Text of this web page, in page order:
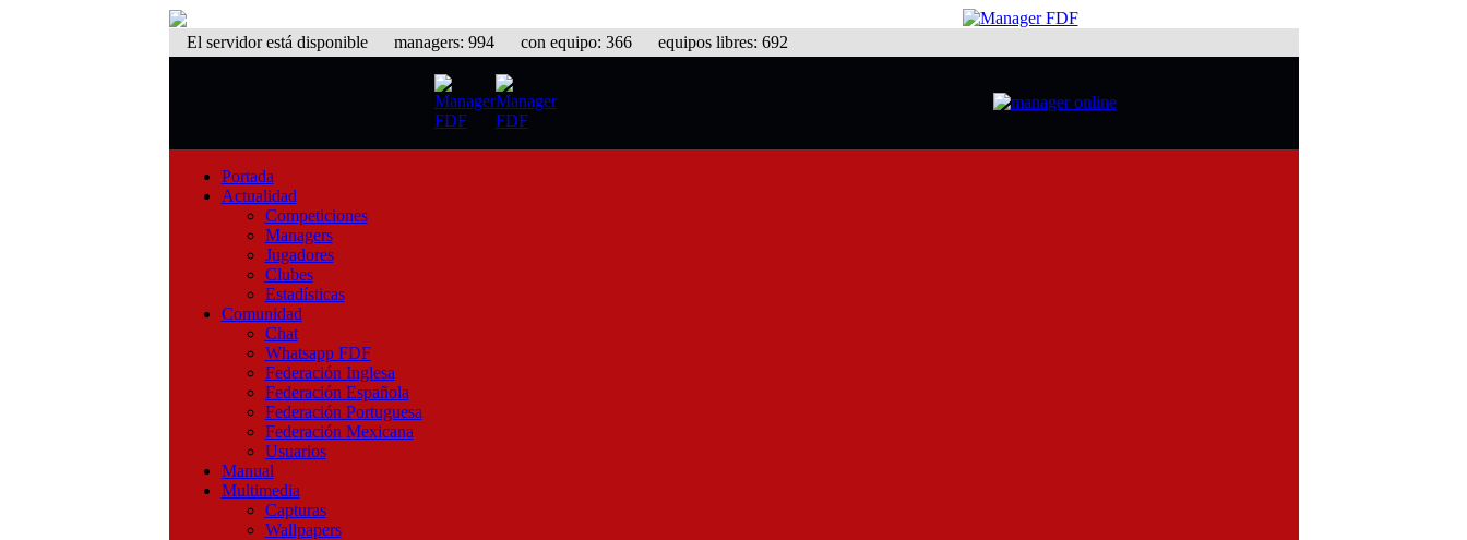
El servidor está disponiblemanagers: 994 con equipo: 366 equipos libres: 692
Portada
Actualidad
Competiciones
Managers
Jugadores
Clubes
Estadísticas
Comunidad
Chat
Whatsapp FDF
Federación Inglesa
Federación Española
Federación Portuguesa
Federación Mexicana
Usuarios
Manual
Multimedia
Capturas
Wallpapers